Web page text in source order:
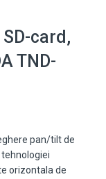
card,
TND-
pan/tilt de
orizontala de